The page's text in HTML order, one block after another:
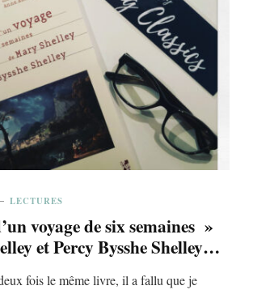
LECTURES
voyage de six semaines »
et Percy Bysshe Shelley…
fois le même livre, il a fallu que je